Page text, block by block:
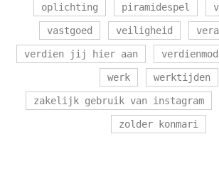
oplichting piramidespel
vastgoed veiligheid
verdien jij hier aan
werk werktijden
zakelijk gebruik van instagram
zolder konmari